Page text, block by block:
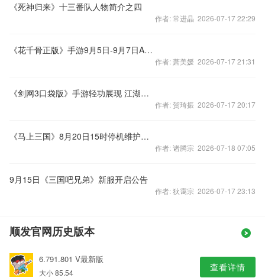
《死神归来》十三番队人物简介之四
作者: 常进晶 2026-07-17 22:29
《花千骨正版》手游9月5日-9月7日App Store活动
作者: 萧美媛 2026-07-17 21:31
《剑网3口袋版》手游轻功展现 江湖风光尽收眼底
作者: 贺琦振 2026-07-17 20:17
《马上三国》8月20日15时停机维护公告
作者: 诸腾宗 2026-07-18 07:05
9月15日《三国吧兄弟》新服开启公告
作者: 狄霭宗 2026-07-17 23:13
顺发官网历史版本
6.791.801 V最新版
大小 85.54 查看详情